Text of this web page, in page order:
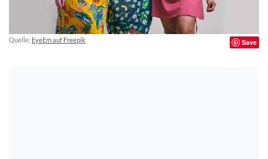
Quelle: EyeEm auf Freepik Save